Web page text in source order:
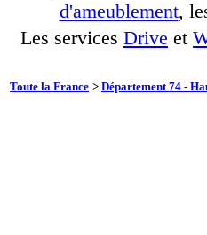
d'ameublement,
Les services Drive et
Toute la France > Département 74 -